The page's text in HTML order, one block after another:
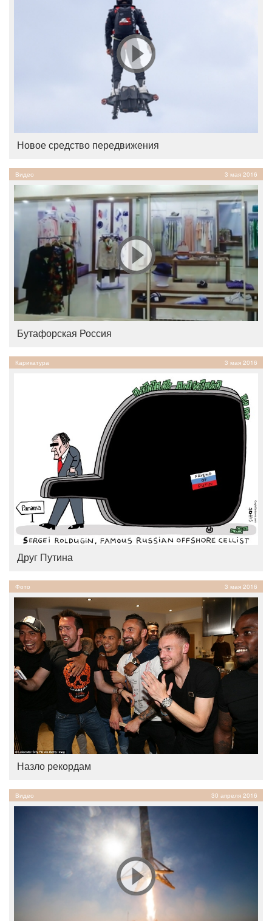
Новое средство передвижения
Видео 3 мая 2016
Бутафорская Россия
Карикатура 3 мая 2016
Друг Путина
Фото 3 мая 2016
Назло рекордам
Видео 30 апреля 2016